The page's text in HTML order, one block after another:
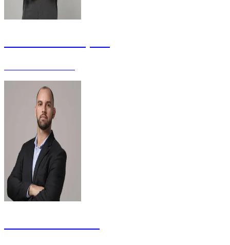
Alexandre Sampaio